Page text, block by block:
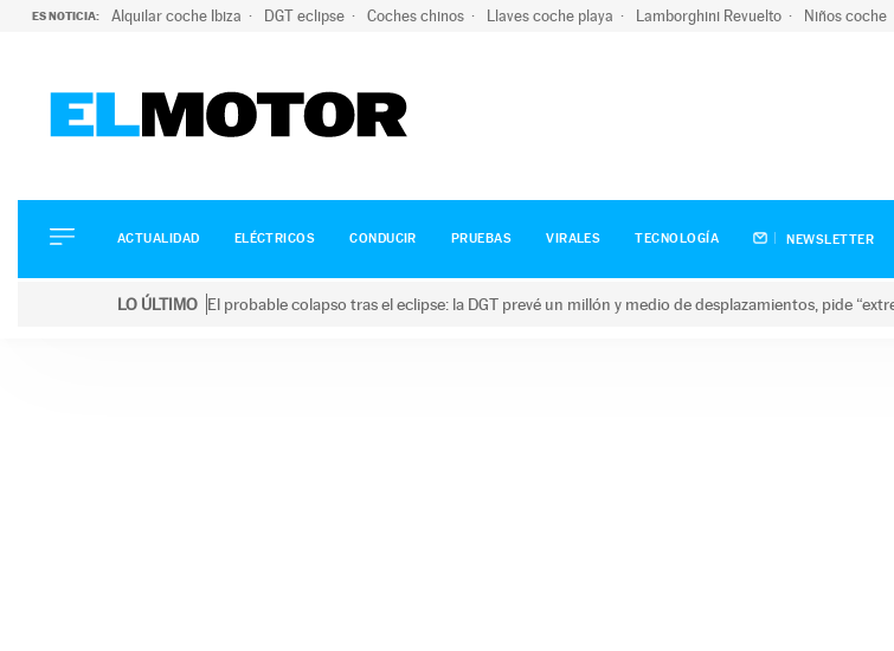
ES NOTICIA: Alquilar coche Ibiza DGT eclipse Coches chinos Llaves coche playa Lamborghini Revuelto Niños coche
ELÉCTRICOS
CONDUCIR
ACTUALIDAD ELÉCTRICOS CONDUCIR PRUEBAS VIRALES TECNOLOGÍA NEWSLETTER
LO ÚLTIMO El probable colapso tras el eclipse: la DGT prevé un millón y medio de desplazamientos, pide